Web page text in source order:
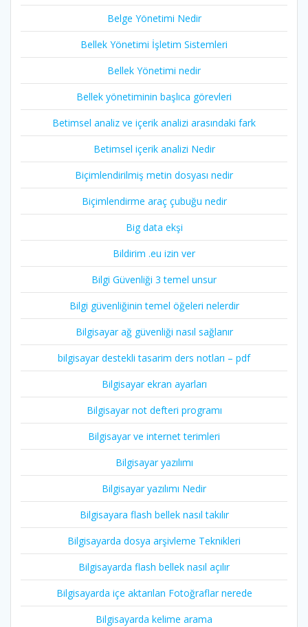
Belge Yönetimi Nedir
Bellek Yönetimi İşletim Sistemleri
Bellek Yönetimi nedir
Bellek yönetiminin başlıca görevleri
Betimsel analiz ve içerik analizi arasındaki fark
Betimsel içerik analizi Nedir
Biçimlendirilmiş metin dosyası nedir
Biçimlendirme araç çubuğu nedir
Big data ekşi
Bildirim .eu izin ver
Bilgi Güvenliği 3 temel unsur
Bilgi güvenliğinin temel öğeleri nelerdir
Bilgisayar ağ güvenliği nasıl sağlanır
bilgisayar destekli tasarim ders notları – pdf
Bilgisayar ekran ayarları
Bilgisayar not defteri programı
Bilgisayar ve internet terimleri
Bilgisayar yazılımı
Bilgisayar yazılımı Nedir
Bilgisayara flash bellek nasıl takılır
Bilgisayarda dosya arşivleme Teknikleri
Bilgisayarda flash bellek nasıl açılır
Bilgisayarda içe aktarılan Fotoğraflar nerede
Bilgisayarda kelime arama